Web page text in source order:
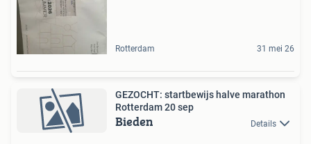
Rotterdam 31 mei 26
GEZOCHT: startbewijs halve marathon
Rotterdam 20 sep
Bieden Details